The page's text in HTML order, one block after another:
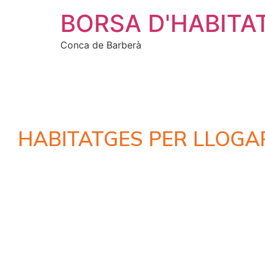
BORSA
Conca de Barberà
HABITATGES PER